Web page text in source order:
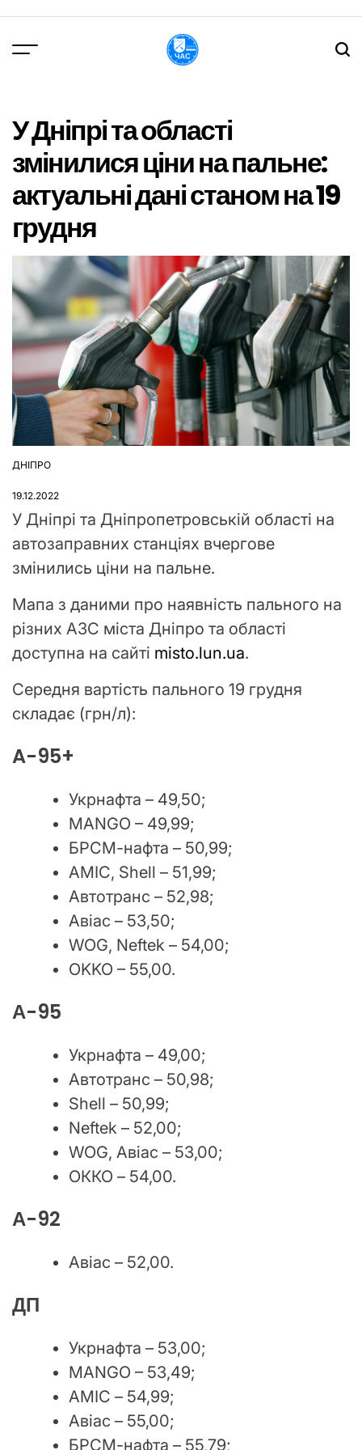
вмісту
У Дніпрі та області
змінилися ціни на пальне:
актуальні дані станом на 19
грудня
ОПУБЛІКУВАТИ
ДНІПРО
19.12.2022
У Дніпрі та Дніпропетровській області на
автозаправних станціях вчергове
змінились ціни на пальне.
Мапа з даними про наявність пального на
різних АЗС міста Дніпро та області
доступна на сайті misto.lun.ua.
Середня вартість пального 19 грудня
складає (грн/л):
A-95+
Укрнафта – 49,50;
MANGO – 49,99;
БРСМ-нафта – 50,99;
АМІС, Shell – 51,99;
Автотранс – 52,98;
Авіас – 53,50;
WOG, Neftek – 54,00;
OKKO – 55,00.
А-95
Укрнафта – 49,00;
Автотранс – 50,98;
Shell – 50,99;
Neftek – 52,00;
WOG, Авіас – 53,00;
ОККО – 54,00.
А-92
Авіас – 52,00.
ДП
Укрнафта – 53,00;
MANGO – 53,49;
АМІС – 54,99;
Авіас – 55,00;
БРСМ-нафта – 55,79;